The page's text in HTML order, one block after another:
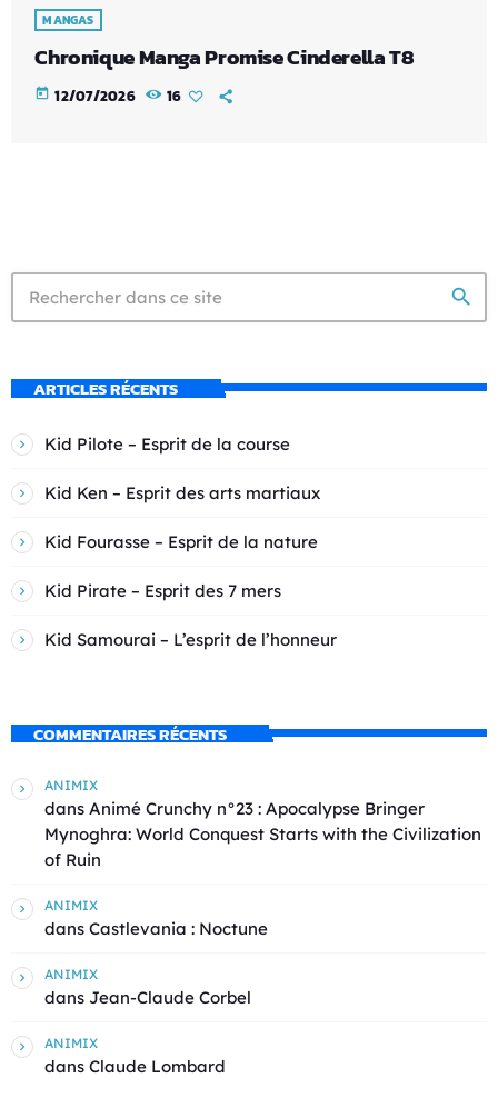
MANGAS
Chronique Manga Promise Cinderella T8
today 12/07/2026 16
search
ARTICLES RÉCENTS
Kid Pilote – Esprit de la course
Kid Ken – Esprit des arts martiaux
Kid Fourasse – Esprit de la nature
Kid Pirate – Esprit des 7 mers
Kid Samourai – L’esprit de l’honneur
COMMENTAIRES RÉCENTS
ANIMIX
dans Animé Crunchy n°23 : Apocalypse Bringer
Mynoghra: World Conquest Starts with the Civilization
of Ruin
ANIMIX
dans Castlevania : Noctune
ANIMIX
dans Jean-Claude Corbel
ANIMIX
dans Claude Lombard